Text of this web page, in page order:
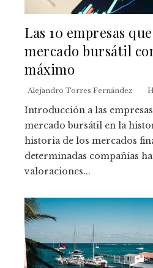
Las 10 empresas
mercado bursátil
máximo
Alejandro Torres Fernández
Introducción a las
mercado bursátil en la
historia de los mercados
determinadas compañías
valoraciones...